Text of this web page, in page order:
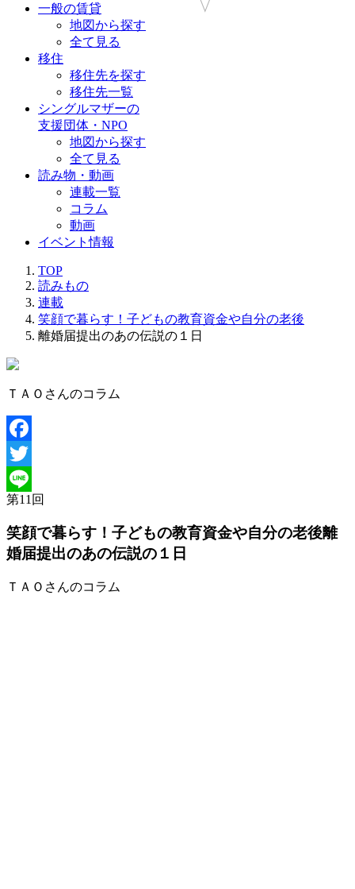
一般の賃貸
地図から探す
全て見る
移住
移住先を探す
移住先一覧
シングルマザーの
支援団体・NPO
地図から探す
全て見る
読み物・動画
連載一覧
コラム
動画
イベント情報
TOP
読みもの
連載
笑顔で暮らす！子どもの教育資金や自分の老後
離婚届提出のあの伝説の１日
ＴＡＯさんのコラム
Facebook
Twitter
Line
第11 回
笑顔で暮らす！子どもの教育資金や自分の老後離
婚届提出のあの伝説の１日
ＴＡＯさんのコラム